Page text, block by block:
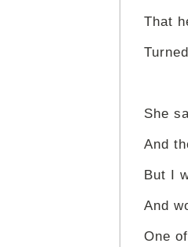
That
She
And
But I
And
One